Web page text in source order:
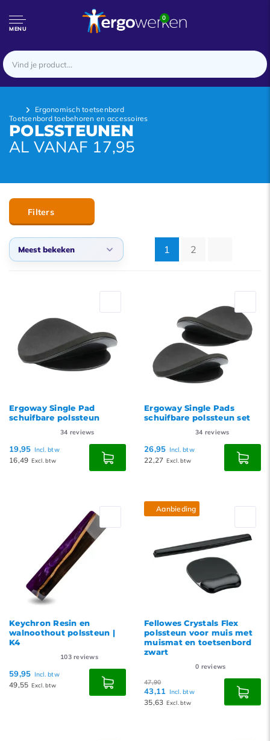
MENU
0
Ergonomisch toetsenbord
Toetsenbord toebehoren en accessoires
POLSSTEUNEN
AL VANAF 17,95
Filters
Meest bekeken
Nieuwste producten
Laagste prijs
Hoogste prijs
1 2
Ergoway Single Pad
schuifbare polssteun
34 reviews
19,95 Incl. btw
16,49 Excl. btw
Ergoway Single Pads
schuifbare polssteun set
34 reviews
26,95 Incl. btw
22,27 Excl. btw
Keychron Resin en
walnoothout polssteun |
K4
103reviews
59,95 Incl. btw
49,55 Excl. btw
Aanbieding
Fellowes Crystals Flex
polssteun voor muis met
muismat en toetsenbord
zwart
0 reviews
47,90
43,11 Incl. btw
35,63 Excl. btw